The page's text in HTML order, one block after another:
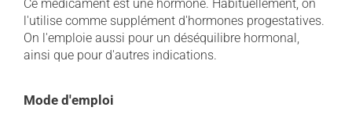
Ce médicament est une hormone. Habituellement, on
l'utilise comme supplément d'hormones progestatives.
On l'emploie aussi pour un déséquilibre hormonal,
ainsi que pour d'autres indications.
Mode d'emploi